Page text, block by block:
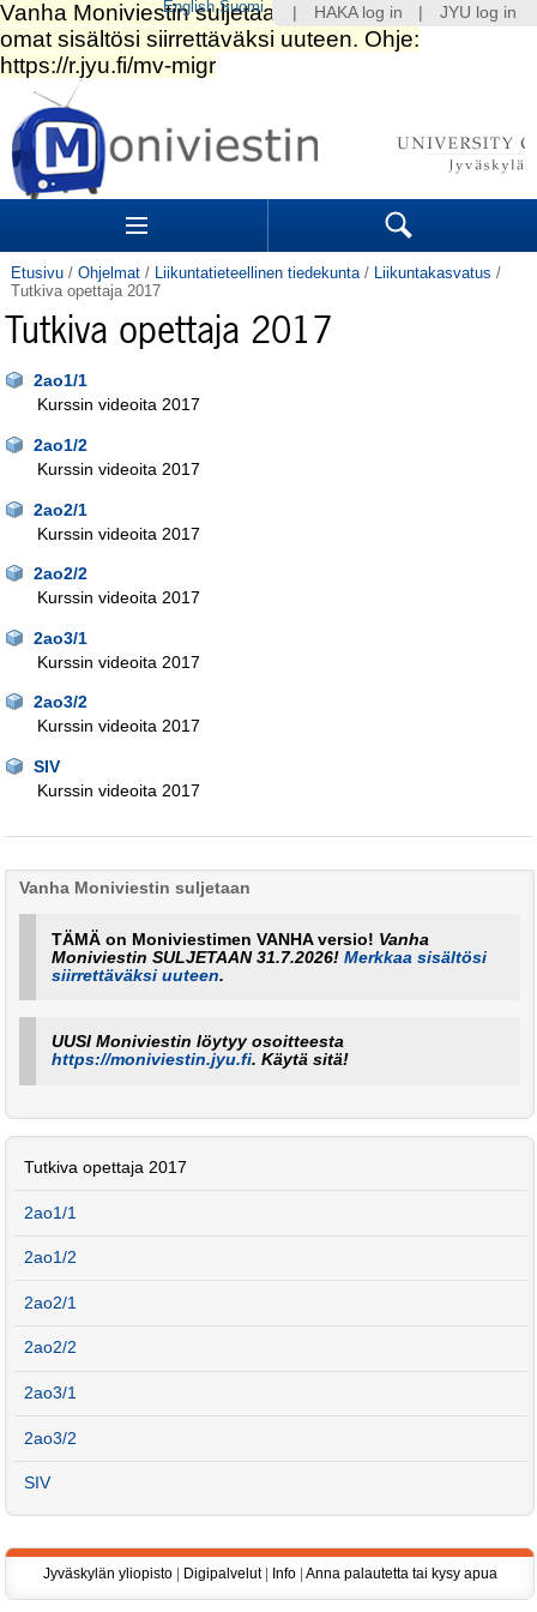
Siirry
sisältöön.
|
Siirry
navigointiin
Sections Search
Etusivu / Ohjelmat / Liikuntatieteellinen tiedekunta / Liikuntakasvatus /
Tutkiva opettaja 2017
Tutkiva opettaja 2017
2ao1/1
Kurssin videoita 2017
2ao1/2
Kurssin videoita 2017
2ao2/1
Kurssin videoita 2017
2ao2/2
Kurssin videoita 2017
2ao3/1
Kurssin videoita 2017
2ao3/2
Kurssin videoita 2017
SIV
Kurssin videoita 2017
Vanha Moniviestin suljetaan
TÄMÄ on Moniviestimen VANHA versio! Vanha
Moniviestin SULJETAAN 31.7.2026!Merkkaa sisältösi
siirrettäväksi uuteen.
UUSI Moniviestin löytyy osoitteesta
https://moniviestin.jyu.fi. Käytä sitä!
Tutkiva opettaja 2017
2ao1/1
2ao1/2
2ao2/1
2ao2/2
2ao3/1
2ao3/2
SIV
HAKA log in JYU log in
English Suomi
Jyväskylän yliopisto| Digipalvelut| Info| Anna palautetta tai kysy apua